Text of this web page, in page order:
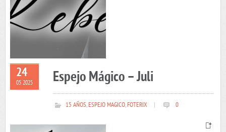
24
05 2025 Espejo Mágico – Juli
15 AÑOS,ESPEJO MAGICO,FOTERIX 0